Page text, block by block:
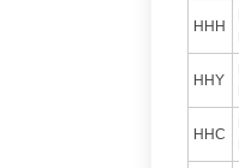
HHH
HHY
HHC